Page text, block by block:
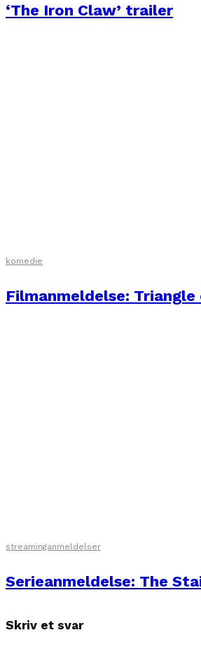
‘The Iron Claw’ trailer
komedie
Filmanmeldelse: Triangle
streaminganmeldelser
Serieanmeldelse: The
Skriv et svar